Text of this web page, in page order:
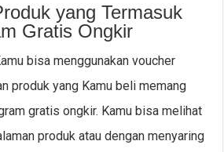
yang Termasuk
Gratis Ongkir
bisa menggunakan voucher
produk yang Kamu beli memang
gratis ongkir. Kamu bisa melihat
produk atau dengan menyaring